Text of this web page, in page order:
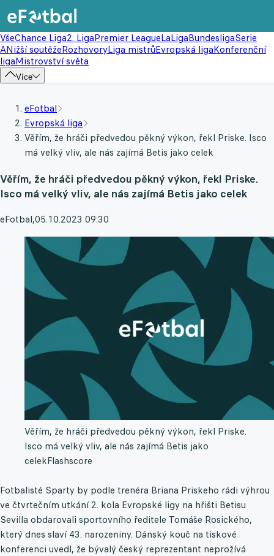
VšeChance Liga2. LigaPremier LeagueLaLigaBundesligaSerie
ANižší soutěžeRozhovoryLiga mistrůEvropská ligaKonferenční
ligaMistrovství světa
Více
eFotbal
Evropská liga
Věřím, že hráči předvedou pěkný výkon, řekl Priske. Isco
má velký vliv, ale nás zajímá Betis jako celek
Věřím, že hráči předvedou pěkný výkon, řekl Priske.
Isco má velký vliv, ale nás zajímá Betis jako celek
eFotbal,05.10.2023 09:30
Věřím, že hráči předvedou pěkný výkon, řekl Priske.
Isco má velký vliv, ale nás zajímá Betis jako
celekFlashscore
Fotbalisté Sparty by podle trenéra Briana Priskeho rádi výhrou
ve čtvrtečním utkání 2. kola Evropské ligy na hřišti Betisu
Sevilla obdarovali sportovního ředitele Tomáše Rosického,
který dnes slaví 43. narozeniny. Dánský kouč na tiskové
konferenci uvedl, že bývalý český reprezentant neprožívá